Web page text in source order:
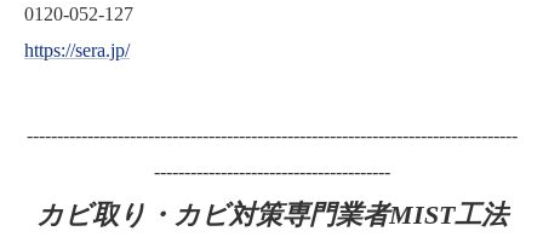
0120-052-127
https://sera.jp/
---------------------------------------------------------------------------------
---------------------------------------
カビ取り・カビ対策専門業者MIST工法